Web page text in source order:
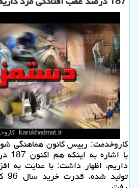
كاروخدمت: رییس كانون هماهنگی
با
داریم، اظهار داشت: با عنایت به